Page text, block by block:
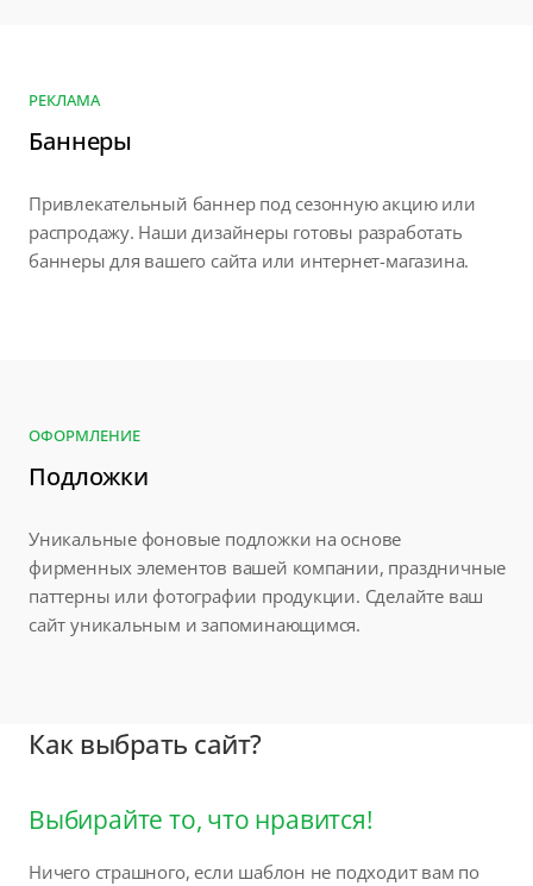
РЕКЛАМА
Баннеры
Привлекательный баннер под сезонную акцию или
распродажу. Наши дизайнеры готовы разработать
баннеры для вашего сайта или интернет-магазина.
ОФОРМЛЕНИЕ
Подложки
Уникальные фоновые подложки на основе
фирменных элементов вашей компании, праздничные
паттерны или фотографии продукции. Сделайте ваш
сайт уникальным и запоминающимся.
Как выбрать сайт?
Выбирайте то, что нравится!
Ничего страшного, если шаблон не подходит вам по